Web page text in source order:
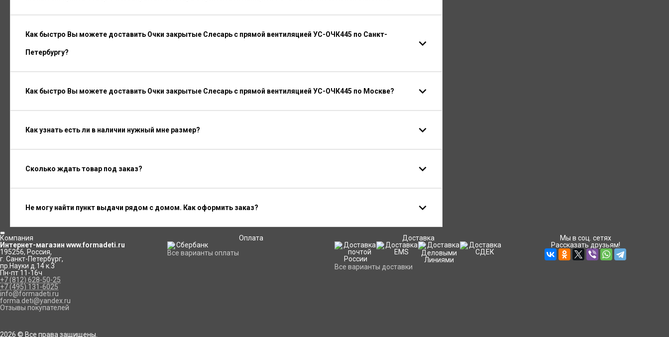
Как быстро Вы можете доставить Очки закрытые Слесарь с прямой вентиляцией УС-ОЧК445 по Санкт-
Петербургу?
Как быстро Вы можете доставить Очки закрытые Слесарь с прямой вентиляцией УС-ОЧК445 по Москве?
Как узнать есть ли в наличии нужный мне размер?
Сколько ждать товар под заказ?
Не могу найти пункт выдачи рядом с домом. Как оформить заказ?
Компания
Интернет-магазин www.formadeti.ru
195256, Россия,
г. Санкт-Петербург,
пр.Науки д.14 к.3
Пн-пт 11-16ч
+7 (812) 628-50-25
+7 (495) 131-6025
info@formadeti.ru
forma.deti@yandex.ru
Отзывы покупателей
Оплата
Все варианты оплаты
Доставка
Все варианты доставки
Мы в соц. сетях
Рассказать друзьям!
2026 © Все права защищены.